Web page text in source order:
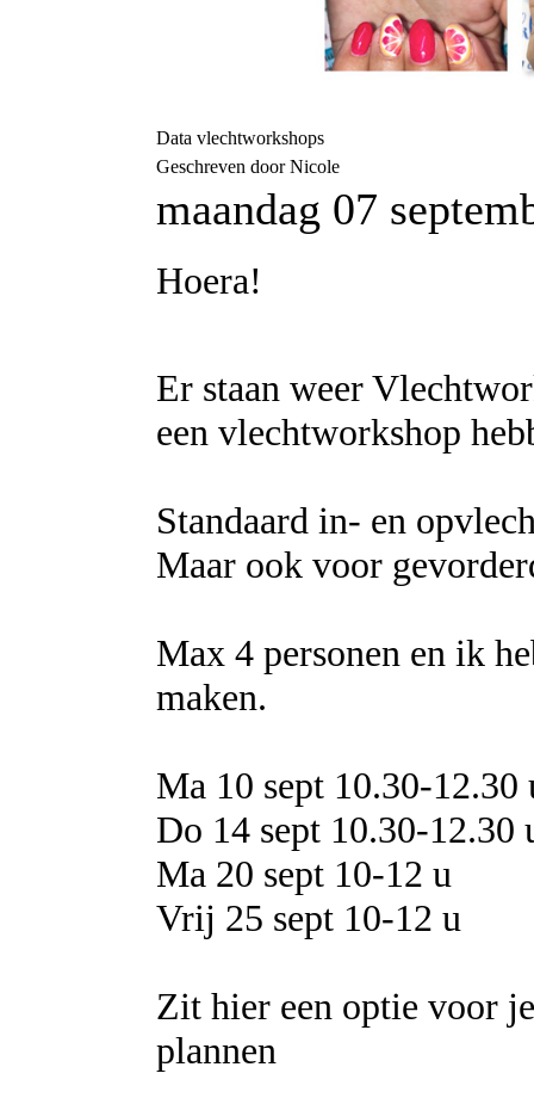
Data vlechtworkshops
Geschreven door Nicole
maandag 07
Hoera!
Er staan weer
een vlechtworkshop
Standaard in- en
Maar ook voor
Max 4 personen en ik
maken.
Ma 10 sept 10.30-12.30
Do 14 sept 10.30-12.30
Ma 20 sept 10-12 u
Vrij 25 sept 10-12 u
Zit hier een optie voor
plannen